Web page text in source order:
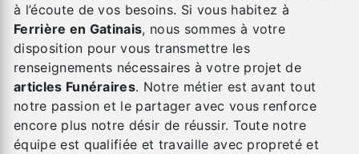
à l’écoute de vos besoins. Si vous habitez à
Ferrière en Gatinais, nous sommes à votre
disposition pour vous transmettre les
renseignements nécessaires à votre projet de
articles Funéraires. Notre métier est avant tout
notre passion et le partager avec vous renforce
encore plus notre désir de réussir. Toute notre
équipe est qualifiée et travaille avec propreté et